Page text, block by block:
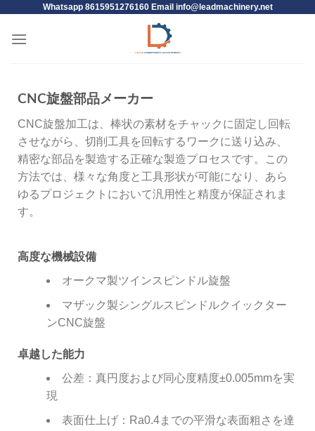
Whatsapp 8615951276160 Email info@leadmachinery.net
CNC旋盤部品メーカー
CNC旋盤加工は、棒状の素材をチャックに固定し回転
させながら、切削工具を回転するワークに送り込み、
精密な部品を製造する正確な製造プロセスです。この
方法では、様々な角度と工具形状が可能になり、あら
ゆるプロジェクトにおいて汎用性と精度が保証されま
す。
高度な機械設備
オークマ製ツインスピンドル旋盤
マザック製シングルスピンドルクイックター
ンCNC旋盤
卓越した能力
公差：真円度および同心度精度±0.005mmを実
現
表面仕上げ：Ra0.4までの平滑な表面粗さを達